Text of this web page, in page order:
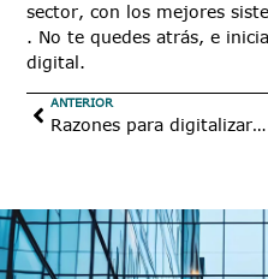
sector, con los mejores
. No te quedes atrás, e
digital.
ANTERIOR
Razones para digitalizar los documentos de una empresa